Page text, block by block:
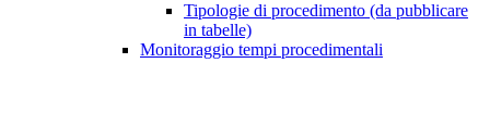
Tipologie di procedimento (da pubblicare
in tabelle)
Monitoraggio tempi procedimentali